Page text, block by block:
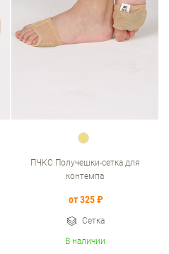
ПЧКС Получешки-сетка для
контемпа
от 325 ₽
Сетка
В наличии